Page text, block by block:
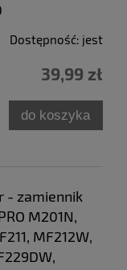
Dostępność: jest
39,99 zł
do koszyka
- zamiennik
M201N,
MF212W,